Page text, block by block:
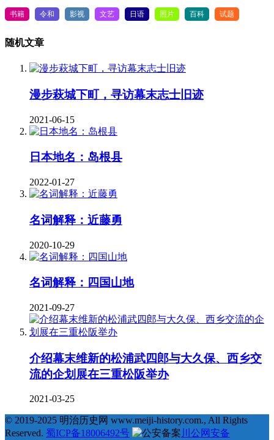
书籍 令和 影视 文艺 日语 照片 百科 试题
随机文章
漫步萩城下町，寻访幕末志士旧迹
2021-06-15
日本地名：岛根县
2022-01-27
名词解释：近藤勇
2020-10-29
名词解释：四国山地
2021-09-27
介绍幕末维新的松浦武四郎与大久保、西乡交
流的企划展在三重松阪举办
2021-03-25
© 2019-2025 明治历史网 www.meiji-history.com., All Rights
Reserved. 蜀ICP备18006492号
川公网安备